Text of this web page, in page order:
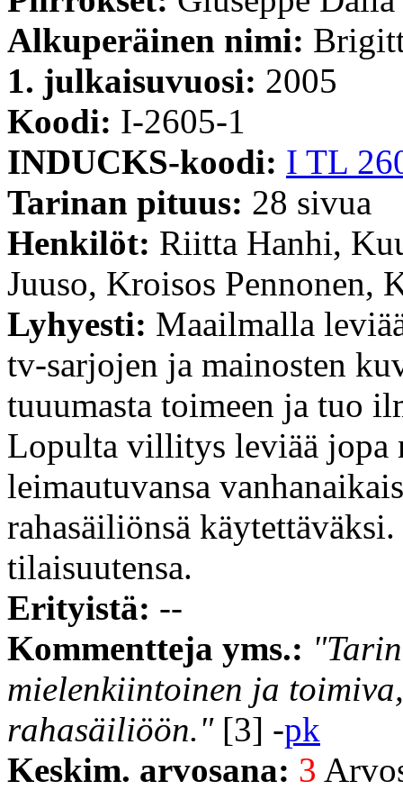
Alkuperäinen nimi:
1. julkaisuvuosi: 2005
Koodi: I-2605-1
INDUCKS-koodi: I TL
Tarinan pituus: 28 sivua
Henkilöt: Riitta Hanhi,
Juuso, Kroisos Pennonen,
Lyhyesti: Maailmalla
tv-sarjojen ja mainosten
tuuumasta toimeen ja tuo
Lopulta villitys leviää jopa
leimautuvansa
rahasäiliönsä
tilaisuutensa.
Erityistä: --
Kommentteja yms.:
mielenkiintoinen ja
rahasäiliöön."[3] -pk
Keskim. arvosana: 3